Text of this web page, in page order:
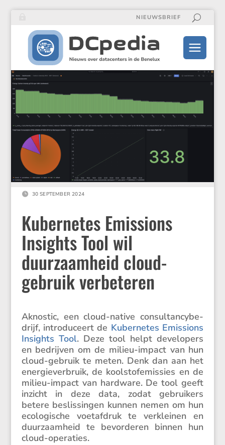
NIEUWSBRIEF
 30 SEPTEMBER 2024
Kubernetes Emissions
Insights Tool wil
duurzaamheid cloud-
gebruik verbeteren
Aknostic, een cloud-native consul­tan­cy­be­
drijf, intro­du­ceert de Kuber­netes Emissions
Insights Tool. Deze tool helpt devel­o­pers
en bedrijven om de milieu-impact van hun
cloud-gebruik te meten. Denk dan aan het
energie­ver­bruik, de koolstofe­mis­sies en de
milieu-impact van hardware. De tool geeft
inzicht in deze data, zodat gebrui­kers
betere beslis­singen kunnen nemen om hun
ecolo­gi­sche voetaf­druk te verkleinen en
duurzaam­heid te bevor­deren binnen hun
cloud-operaties.